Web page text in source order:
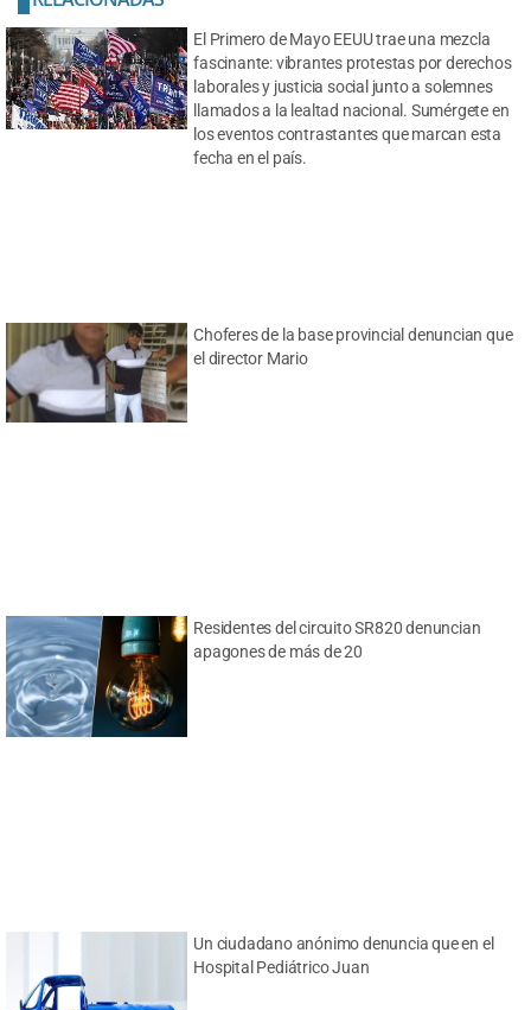
El Primero de Mayo EEUU trae una mezcla
fascinante: vibrantes protestas por derechos
laborales y justicia social junto a solemnes
llamados a la lealtad nacional. Sumérgete en
los eventos contrastantes que marcan esta
fecha en el país.
Choferes de la base provincial denuncian que
el director Mario
Residentes del circuito SR820 denuncian
apagones de más de 20
Un ciudadano anónimo denuncia que en el
Hospital Pediátrico Juan